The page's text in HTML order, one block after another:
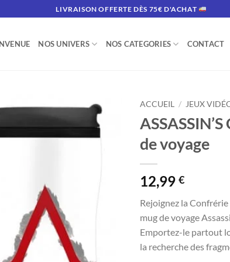
LIVRAISON OFFERTE DÈS 75€ D'ACHAT
NOS UNIVERS NOS CATEGORIES CONTACT
ACCUEIL / JEUX
de voyage
12,99 €
Rejoignez la Confrérie
mug de voyage
Emportez-le partout
la recherche des